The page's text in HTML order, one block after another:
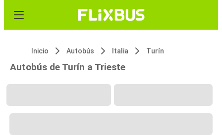
Inicio Autobús Italia Turín
Autobús de Turín a Trieste